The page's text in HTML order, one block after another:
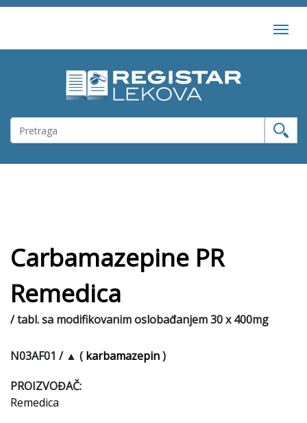
Carbamazepine PR
Remedica
/
N03AF01 / ▲ karbamazepin)
PROIZVOĐAČ:
Remedica